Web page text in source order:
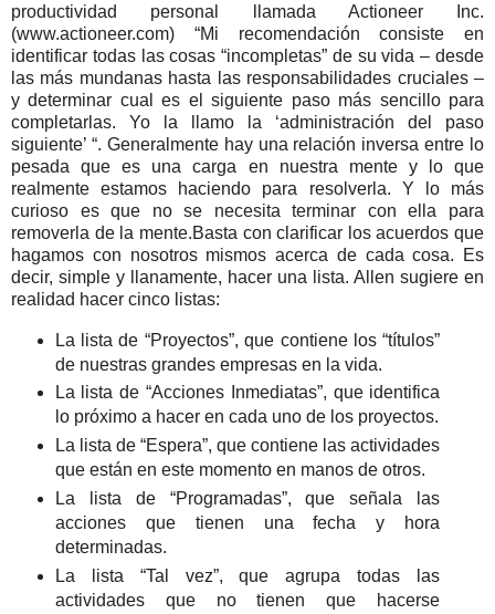
productividad personal llamada Actioneer Inc.
(www.actioneer.com) “Mi recomendación consiste en
identificar todas las cosas “incompletas” de su vida – desde
las más mundanas hasta las responsabilidades cruciales –
y determinar cual es el siguiente paso más sencillo para
completarlas. Yo la llamo la ‘administración del paso
siguiente’ “. Generalmente hay una relación inversa entre lo
pesada que es una carga en nuestra mente y lo que
realmente estamos haciendo para resolverla. Y lo más
curioso es que no se necesita terminar con ella para
removerla de la mente.Basta con clarificar los acuerdos que
hagamos con nosotros mismos acerca de cada cosa. Es
decir, simple y llanamente, hacer una lista. Allen sugiere en
realidad hacer cinco listas:
La lista de “Proyectos”, que contiene los “títulos”
de nuestras grandes empresas en la vida.
La lista de “Acciones Inmediatas”, que identifica
lo próximo a hacer en cada uno de los proyectos.
La lista de “Espera”, que contiene las actividades
que están en este momento en manos de otros.
La lista de “Programadas”, que señala las
acciones que tienen una fecha y hora
determinadas.
La lista “Tal vez”, que agrupa todas las
actividades que no tienen que hacerse